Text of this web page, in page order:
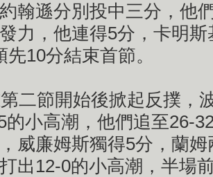
翰遜分別投中三分，他
力，他連得5分，卡明
10分結束首節。
二節開始後掀起反撲，
的小高潮，他們追至26-
威廉姆斯獨得5分，蘭
出12-0的小高潮，半場